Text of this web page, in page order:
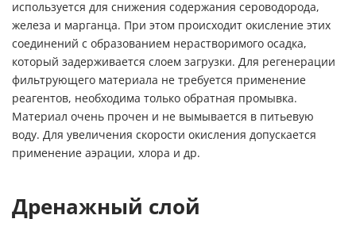
используется для снижения содержания сероводорода,
железа и марганца. При этом происходит окисление этих
соединений с образованием нерастворимого осадка,
который задерживается слоем загрузки. Для регенерации
фильтрующего материала не требуется применение
реагентов, необходима только обратная промывка.
Материал очень прочен и не вымывается в питьевую
воду. Для увеличения скорости окисления допускается
применение аэрации, хлора и др.
Дренажный слой